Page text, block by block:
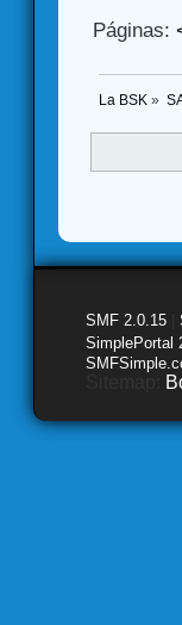
Páginas:
La BSK »
SMF 2.0.15
SimplePortal